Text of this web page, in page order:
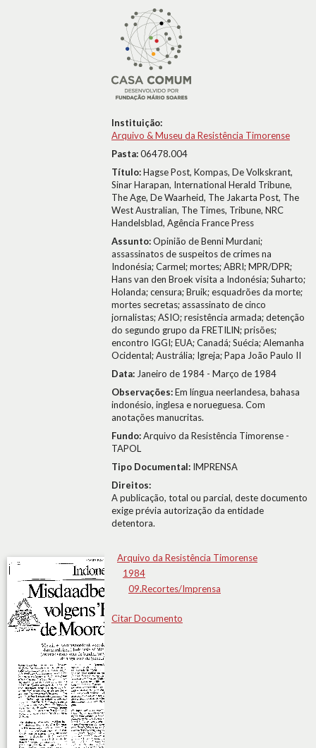
Instituição:
Arquivo & Museu da Resistência Timorense
Pasta:06478.004
Título:Hagse Post, Kompas, De Volkskrant,
Sinar Harapan, International Herald Tribune,
The Age, De Waarheid, The Jakarta Post, The
West Australian, The Times, Tribune, NRC
Handelsblad, Agência France Press
Assunto:Opinião de Benni Murdani;
assassinatos de suspeitos de crimes na
Indonésia; Carmel; mortes; ABRI; MPR/DPR;
Hans van den Broek visita a Indonésia; Suharto;
Holanda; censura; Bruik; esquadrões da morte;
mortes secretas; assassinato de cinco
jornalistas; ASIO; resistência armada; detenção
do segundo grupo da FRETILIN; prisões;
encontro IGGI; EUA; Canadá; Suécia; Alemanha
Ocidental; Austrália; Igreja; Papa João Paulo II
Data: Janeiro de 1984 - Março de 1984
Observações:Em língua neerlandesa, bahasa
indonésio, inglesa e norueguesa. Com
anotações manucritas.
Fundo:Arquivo da Resistência Timorense -
TAPOL
Tipo Documental: IMPRENSA
Direitos:
A publicação, total ou parcial, deste documento
exige prévia autorização da entidade
detentora.
Arquivo da Resistência Timorense
1984
09.Recortes/Imprensa
Citar Documento